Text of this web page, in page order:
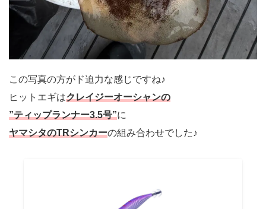
この写真の方がド迫力な感じですね♪
ヒットエギはクレイジーオーシャンの
”ティップランナー3.5号”に
ヤマシタのTRシンカーの組み合わせでした♪